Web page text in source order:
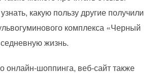
какую пользу другие получили
комплекса «Черный
жизнь.
онлайн-шоппинга, веб-сайт также